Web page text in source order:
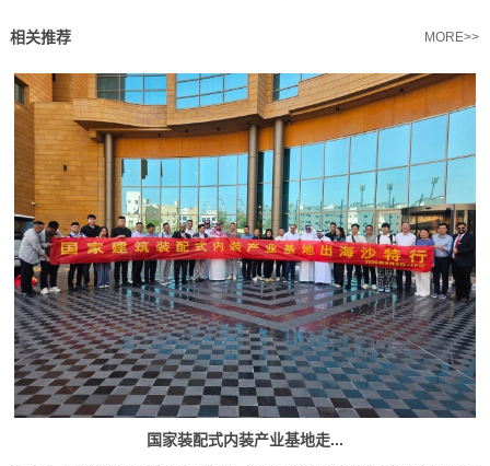
相关推荐 MORE>>
国家装配式内装产业基地走...